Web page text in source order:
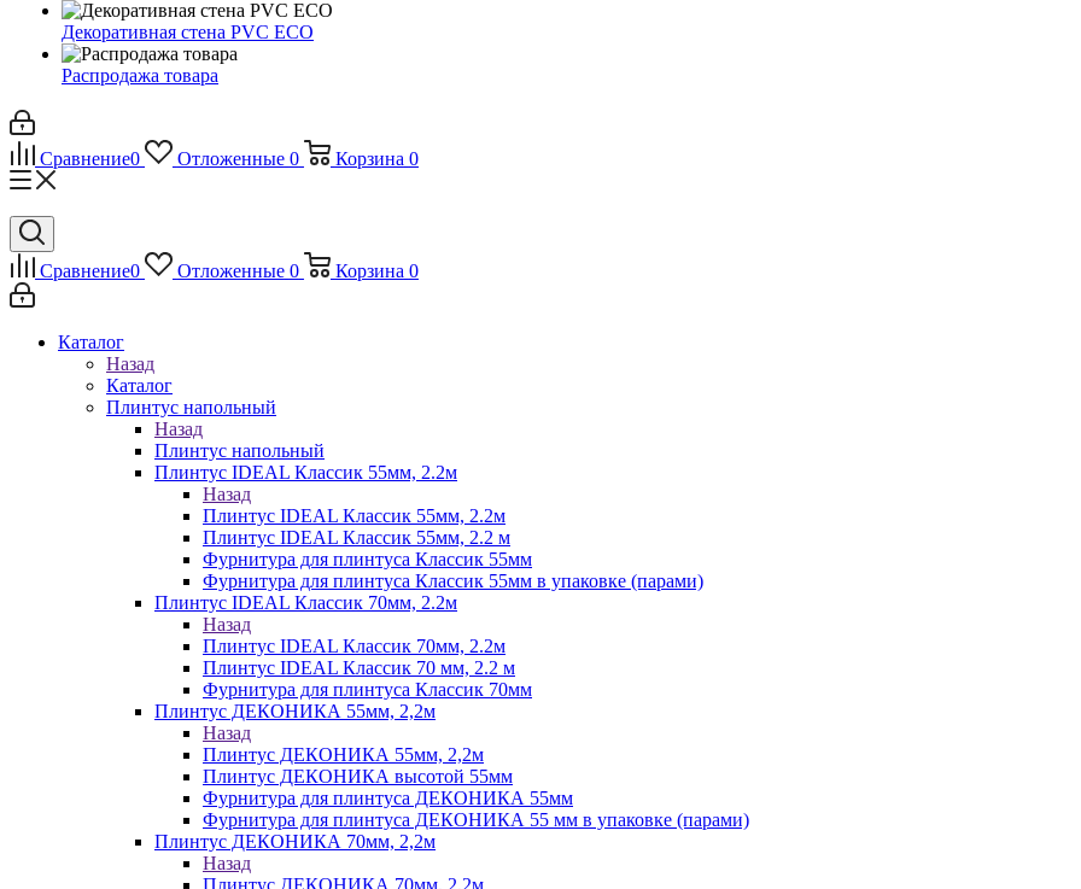
Декоративная стена PVC ECO
Распродажа товара
Сравнение0 Отложенные 0 Корзина 0
Сравнение0 Отложенные 0 Корзина 0
Каталог
Назад
Каталог
Плинтус напольный
Назад
Плинтус напольный
Плинтус IDEAL Классик 55мм, 2.2м
Назад
Плинтус IDEAL Классик 55мм, 2.2м
Плинтус IDEAL Классик 55мм, 2.2 м
Фурнитура для плинтуса Классик 55мм
Фурнитура для плинтуса Классик 55мм в упаковке (парами)
Плинтус IDEAL Классик 70мм, 2.2м
Назад
Плинтус IDEAL Классик 70мм, 2.2м
Плинтус IDEAL Классик 70 мм, 2.2 м
Фурнитура для плинтуса Классик 70мм
Плинтус ДЕКОНИКА 55мм, 2,2м
Назад
Плинтус ДЕКОНИКА 55мм, 2,2м
Плинтус ДЕКОНИКА высотой 55мм
Фурнитура для плинтуса ДЕКОНИКА 55мм
Фурнитура для плинтуса ДЕКОНИКА 55 мм в упаковке (парами)
Плинтус ДЕКОНИКА 70мм, 2,2м
Назад
Плинтус ДЕКОНИКА 70мм, 2,2м